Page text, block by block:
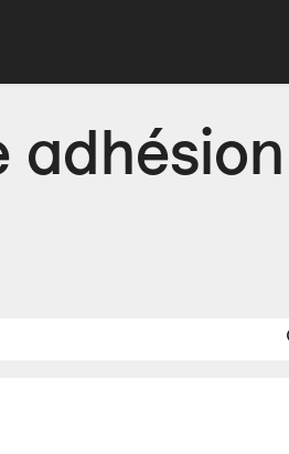
adhésion